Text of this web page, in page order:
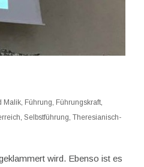
Malik Führung Führungskraft
,Selbstführung ,Theresianisch-
wird. Ebenso ist es